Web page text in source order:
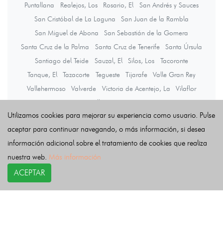
Puntallana
Realejos, Los Rosario, El
San Andrés y Sauces
San Cristóbal de La Laguna
San Juan de la Rambla
San Miguel de Abona
San Sebastián de la Gomera
Santa Cruz de la Palma
Santa Cruz de Tenerife
Santa Úrsula
Santiago del Teide
Sauzal, El Silos, Los
Tacoronte
Tanque, El
Tazacorte Tegueste Tijarafe
Valle Gran Rey
Vallehermoso
Valverde Victoria de Acentejo, La
Vilaflor
Villa de Mazo
Últimas noticias
Utilizamos cookies para mejorar su experiencia como usuario. Pulse
aceptar para continuar navegando, o más información, si desea
información adicional sobre el tratamiento de cookies que realiza
nuestra web. Más información
ACEPTAR